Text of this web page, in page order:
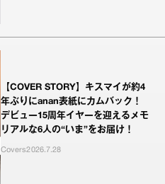
【COVER STORY】キスマイが約4
年ぶりにanan表紙にカムバック！
デビュー15周年イヤーを迎えるメモ
リアルな6人の“いま”をお届け！
Covers2026.7.28